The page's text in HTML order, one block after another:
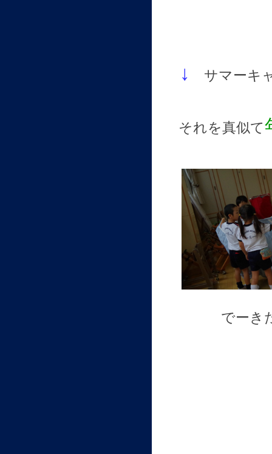
↓ サマーキ
それを真似て
でーき